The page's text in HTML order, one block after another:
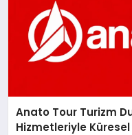
Anato Tour Turizm
Hizmetleriyle Küresel